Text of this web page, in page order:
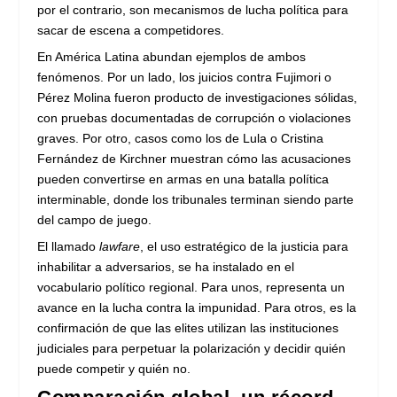
por el contrario, son mecanismos de lucha política para
sacar de escena a competidores.
En América Latina abundan ejemplos de ambos
fenómenos. Por un lado, los juicios contra Fujimori o
Pérez Molina fueron producto de investigaciones sólidas,
con pruebas documentadas de corrupción o violaciones
graves. Por otro, casos como los de Lula o Cristina
Fernández de Kirchner muestran cómo las acusaciones
pueden convertirse en armas en una batalla política
interminable, donde los tribunales terminan siendo parte
del campo de juego.
El llamadolawfare , el uso estratégico de la justicia para
inhabilitar a adversarios, se ha instalado en el
vocabulario político regional. Para unos, representa un
avance en la lucha contra la impunidad. Para otros, es la
confirmación de que las elites utilizan las instituciones
judiciales para perpetuar la polarización y decidir quién
puede competir y quién no.